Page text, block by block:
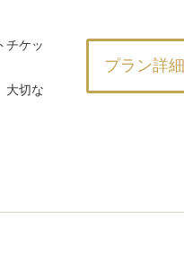
チケッ
大切な
プラン詳細